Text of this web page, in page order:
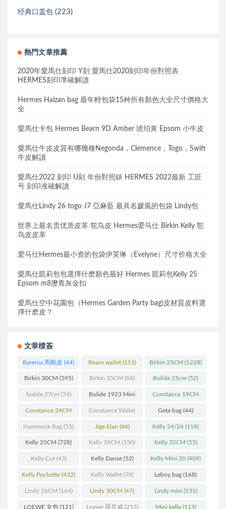
经典口盖包 (223)
熱門文章推薦
2020年愛馬仕刻印 Y刻 愛馬仕2020刻印年份對照表
HERMES刻印準確解讀
Hermes Halzan bag 最年輕包袋15种所有顏色大全尺寸價格大
全
愛馬仕卡包 Hermes Bearn 9D Amber 琥珀黃 Epsom 小牛皮
愛馬仕牛皮皮質有哪幾種Negonda，Clemence，Togo，Swift
牛皮解讀
愛馬仕2022 刻印 U刻 年份對照錶 HERMES 2022最新 工匠
号 刻印准確解讀
愛馬仕Lindy 26 togo J7 亞麻藍 最具名媛風的包袋 Lindy包
世界上最名贵优质皮革 鸵鸟皮 Hermes爱马仕 Birkin Kelly 鸵
鸟皮皮革
爱马仕Hermes最小资的包袋伊芙琳（Evelyne）尺寸价格大全
愛馬仕凱莉包包選擇什麽顏色最好 Hermes 凱莉包Kelly 25
Epsom m8瀝青灰金扣
愛馬仕空中花園包（Hermes Garden Party bag)皮材質皮料選
擇什麽皮？
文章標簽
Barenia 馬鞍皮 (44) Bearn wallet(151) Birkin 25CM (1228)
Birkin 30CM (595) Birkin 35CM (84) Bolide 25cm (52)
bolide 27cm (74) Bolide 1923 Mini
(93)
Constance 19CM
(571)
Constance 24CM
(216)
Constance Wallet
(60)
Geta bag (44)
Hammock Bag (53) Jige Elan (44) Kelly 24/24 (118)
Kelly 25CM (728) Kelly 28CM (350) Kelly 32CM (55)
Kelly Cut(43) Kelly Danse(52) Kelly Mini 20 (409)
Kelly Pochette (432) Kelly Wallet(78) Leboy bag (168)
Lindy 26CM (164) Lindy 30CM (47) Lindy mini (131)
LOEWE 女包(121) Loewe 羅意威(253) Mini kelly(113)